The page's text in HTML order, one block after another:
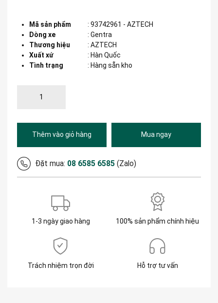
Mã sản phẩm : 93742961 - AZTECH
Dòng xe
: Gentra
Thương hiệu
: AZTECH
Xuất xứ
: Hàn Quốc
Tình trạng
: Hàng sẵn kho
Thêm vào giỏ hàng Mua ngay
Đặt mua: 08 6585 6585 (Zalo)
1-3 ngày giao hàng 100% sản phẩm chính hiệu
Trách nhiệm trọn đời Hỗ trợ tư vấn